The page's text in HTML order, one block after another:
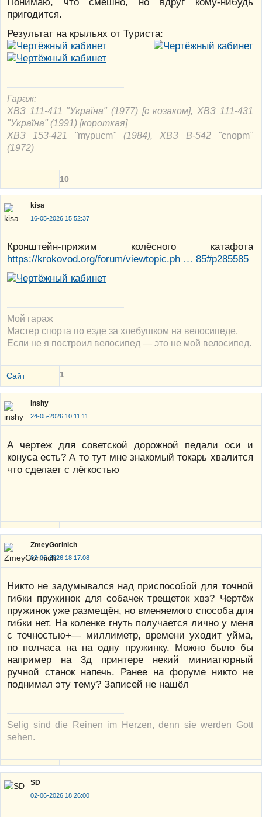
пригодится.
Результат на крыльях от Туриста:
Гараж:
ХВЗ 111-411 "Україна" (1977) [с козаком], ХВЗ 111-431
"Україна" (1991) [короткая]
ХВЗ 153-421 "mypucm" (1984), ХВЗ В-542 "cnорm"
(1972)
10
kisa
16-05-2026 15:52:37
Кронштейн-прижим колёсного катафота
https://krokovod.org/forum/viewtopic.ph … 85#p285585
Мой гараж
Мастер спорта по езде за хлебушком на велосипеде.
Если не я построил велосипед — это не мой велосипед.
Сайт 1
inshy
24-05-2026 10:11:11
А чертеж для советской дорожной педали оси и
конуса есть? А то тут мне знакомый токарь хвалится
что сделает с лёгкостью
ZmeyGorinich
02-06-2026 18:17:08
Никто не задумывался над приспособой для точной
гибки пружинок для собачек трещеток хвз? Чертёж
пружинок уже размещён, но вменяемого способа для
гибки нет. На коленке гнуть получается лично у меня
с точностью+— миллиметр, времени уходит уйма,
по полчаса на на одну пружинку. Можно было бы
например на 3д принтере некий миниатюрный
ручной станок напечь. Ранее на форуме никто не
поднимал эту тему? Записей не нашёл
Selig sind die Reinen im Herzen, denn sie werden Gott
sehen.
SD
02-06-2026 18:26:00